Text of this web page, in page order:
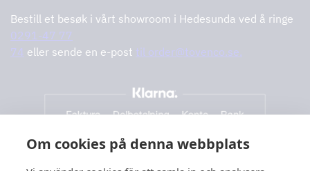
Om cookies på denna webbplats
Bestill et besøk i vårt showroom i Hedesunda ved å ringe
0291-47 77
74 eller sende en e-post til order@tovenco.se.